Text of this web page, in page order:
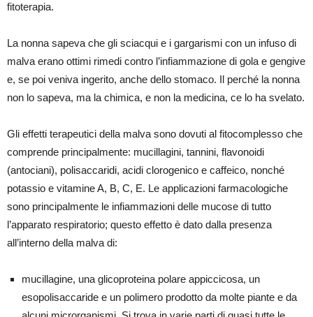
fitoterapia.
La nonna sapeva che gli sciacqui e i gargarismi con un infuso di
malva erano ottimi rimedi contro l’infiammazione di gola e gengive
e, se poi veniva ingerito, anche dello stomaco. Il perché la nonna
non lo sapeva, ma la chimica, e non la medicina, ce lo ha svelato.
Gli effetti terapeutici della malva sono dovuti al fitocomplesso che
comprende principalmente: mucillagini, tannini, flavonoidi
(antociani), polisaccaridi, acidi clorogenico e caffeico, nonché
potassio e vitamine A, B, C, E. Le applicazioni farmacologiche
sono principalmente le infiammazioni delle mucose di tutto
l’apparato respiratorio; questo effetto è dato dalla presenza
all’interno della malva di:
mucillagine, una glicoproteina polare appiccicosa, un
esopolisaccaride e un polimero prodotto da molte piante e da